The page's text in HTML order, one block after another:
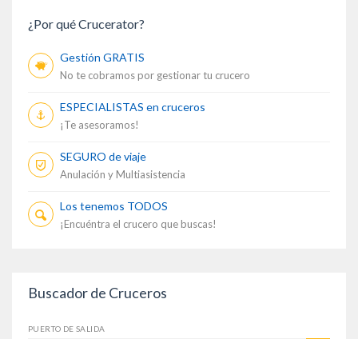
¿Por qué Crucerator?
Gestión GRATIS
No te cobramos por gestionar tu crucero
ESPECIALISTAS en cruceros
¡Te asesoramos!
SEGURO de viaje
Anulación y Multiasistencia
Los tenemos TODOS
¡Encuéntra el crucero que buscas!
Buscador de Cruceros
PUERTO DE SALIDA